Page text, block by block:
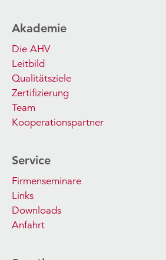
Akademie
Die AHV
Leitbild
Qualitätsziele
Zertifizierung
Team
Kooperationspartner
Service
Firmenseminare
Links
Downloads
Anfahrt